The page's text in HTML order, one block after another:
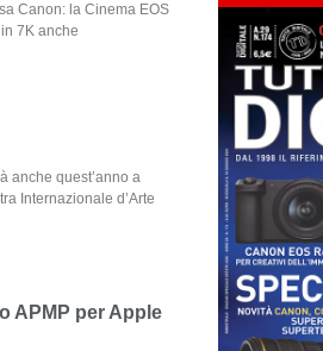
Canon: la Cinema EOS
7K anche
anche quest’anno a
Internazionale d’Arte
APMP per Apple